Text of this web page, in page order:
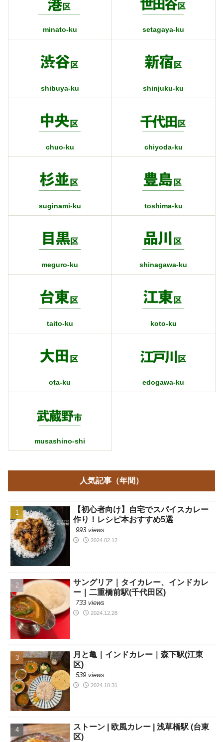
minato-ku setagaya-ku
shibuya-ku shinjuku-ku
chuo-ku chiyoda-ku
suginami-ku toshima-ku
meguro-ku shinagawa-ku
taito-ku koto-ku
ota-ku edogawa-ku
musashino-shi
人気記事（年間）
【初心者向け】自宅でスパイスカレー
作り！レシピ本おすすめ5選
993 views
2024.02.12
サングリア｜タイカレー、インドカレ
ー｜二重橋前駅(千代田区)
733 views
2024.12.28
月と亀｜インドカレー｜森下駅(江東
区)
539 views
2024.10.31
ストーン | 欧風カレー | 浅草橋駅 (台東
区)